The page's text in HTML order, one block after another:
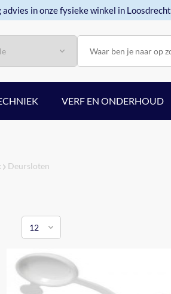
in onze fysieke winkel in Loosdrecht
VERF EN ONDERHOUD
Deursloten